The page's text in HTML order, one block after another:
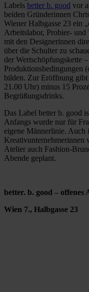
Labels better b. good vor
beiden Gründerinnen
Wiener Halbgasse 23 ein
Arbeitslabor, Probier- und
mit den Designerinnen
über die Schulter zu
der Wertschöpfungskette
Produktionsbedingungen
bilden. Zur Eröffnung gibt
21.00 Uhr) minus 15
Begrüßungsdrinks.
Das Label better b. good
Anfangs wurde nur für
eigene Männerlinie. Auch
Kreativunternehmerinnen
Atelier auch Fashion-
Abende geplant.
better. b. good – offenes
Wien 7., Halbgasse 23